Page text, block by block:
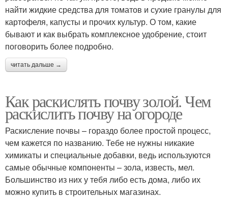
найти жидкие средства для томатов и сухие гранулы для
картофеля, капусты и прочих культур. О том, какие
бывают и как выбрать комплексное удобрение, стоит
поговорить более подробно.
читать дальше →
Как раскислять почву золой. Чем
раскислить почву на огороде
Раскисление почвы – гораздо более простой процесс,
чем кажется по названию. Тебе не нужны никакие
химикаты и специальные добавки, ведь используются
самые обычные компоненты – зола, известь, мел.
Большинство из них у тебя либо есть дома, либо их
можно купить в строительных магазинах.